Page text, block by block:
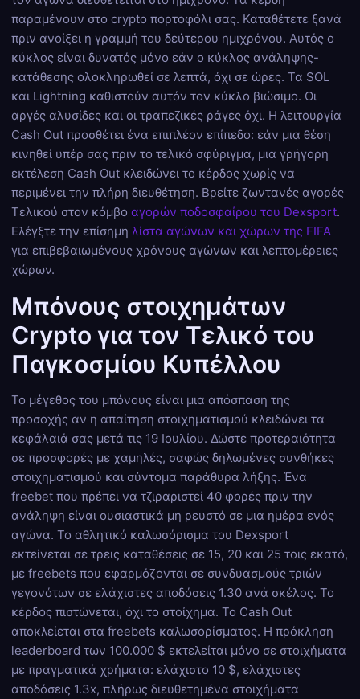
παραμένουν στο crypto πορτοφόλι σας. Καταθέτετε ξανά
πριν ανοίξει η γραμμή του δεύτερου ημιχρόνου. Αυτός ο
κύκλος είναι δυνατός μόνο εάν ο κύκλος ανάληψης-
κατάθεσης ολοκληρωθεί σε λεπτά, όχι σε ώρες. Τα SOL
και Lightning καθιστούν αυτόν τον κύκλο βιώσιμο. Οι
αργές αλυσίδες και οι τραπεζικές ράγες όχι. Η λειτουργία
Cash Out προσθέτει ένα επιπλέον επίπεδο: εάν μια θέση
κινηθεί υπέρ σας πριν το τελικό σφύριγμα, μια γρήγορη
εκτέλεση Cash Out κλειδώνει το κέρδος χωρίς να
περιμένει την πλήρη διευθέτηση. Βρείτε ζωντανές αγορές
Τελικού στον κόμβο αγορών ποδοσφαίρου του Dexsport.
Ελέγξτε την επίσημη λίστα αγώνων και χώρων της FIFA
για επιβεβαιωμένους χρόνους αγώνων και λεπτομέρειες
χώρων.
Μπόνους στοιχημάτων
Crypto για τον Τελικό του
Παγκοσμίου Κυπέλλου
Το μέγεθος του μπόνους είναι μια απόσπαση της
προσοχής αν η απαίτηση στοιχηματισμού κλειδώνει τα
κεφάλαιά σας μετά τις 19 Ιουλίου. Δώστε προτεραιότητα
σε προσφορές με χαμηλές, σαφώς δηλωμένες συνθήκες
στοιχηματισμού και σύντομα παράθυρα λήξης. Ένα
freebet που πρέπει να τζιραριστεί 40 φορές πριν την
ανάληψη είναι ουσιαστικά μη ρευστό σε μια ημέρα ενός
αγώνα. Το αθλητικό καλωσόρισμα του Dexsport
εκτείνεται σε τρεις καταθέσεις σε 15, 20 και 25 τοις εκατό,
με freebets που εφαρμόζονται σε συνδυασμούς τριών
γεγονότων σε ελάχιστες αποδόσεις 1.30 ανά σκέλος. Το
κέρδος πιστώνεται, όχι το στοίχημα. Το Cash Out
αποκλείεται στα freebets καλωσορίσματος. Η πρόκληση
leaderboard των 100.000 $ εκτελείται μόνο σε στοιχήματα
με πραγματικά χρήματα: ελάχιστο 10 $, ελάχιστες
αποδόσεις 1.3x, πλήρως διευθετημένα στοιχήματα